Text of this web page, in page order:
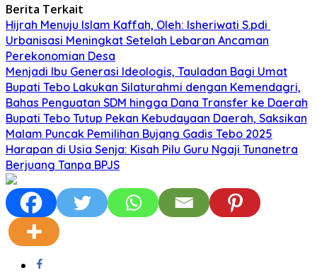
Berita Terkait
Hijrah Menuju Islam Kaffah, Oleh: Isheriwati S.pdi
Urbanisasi Meningkat Setelah Lebaran Ancaman
Perekonomian Desa
Menjadi Ibu Generasi Ideologis, Tauladan Bagi Umat
Bupati Tebo Lakukan Silaturahmi dengan Kemendagri,
Bahas Penguatan SDM hingga Dana Transfer ke Daerah
Bupati Tebo Tutup Pekan Kebudayaan Daerah, Saksikan
Malam Puncak Pemilihan Bujang Gadis Tebo 2025
Harapan di Usia Senja: Kisah Pilu Guru Ngaji Tunanetra
Berjuang Tanpa BPJS